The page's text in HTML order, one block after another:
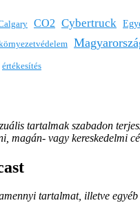
CO2 Cybertruck
értékesítés
tartalmak szabadon
magán- vagy
tartalmat, illetve